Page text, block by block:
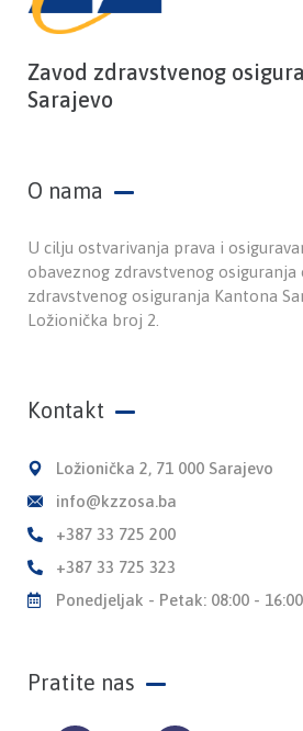
Zavod zdravstvenog
Sarajevo
O nama
U cilju ostvarivanja prava i
obaveznog zdravstvenog osiguranja
zdravstvenog osiguranja Kantona
Ložionička broj 2.
Kontakt
Ložionička 2, 71 000 Sarajevo
info@kzzosa.ba
+387 33 725 200
+387 33 725 323
Ponedjeljak - Petak: 08:00 - 16:00
Pratite nas